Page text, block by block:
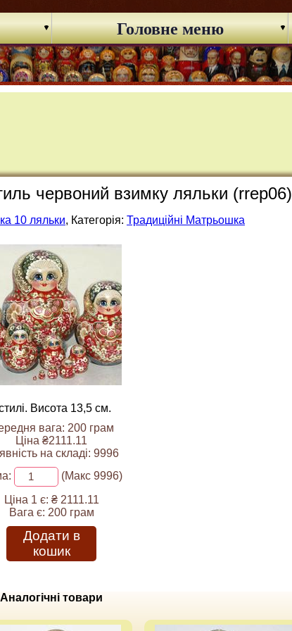
Головне меню
червоний взимку ляльки (rrep06)
10 ляльки, Категорія: Традиційні Матрьошка
Висота 13,5 см.
вага: 200 грам
Ціна ₴2111.11
на складі: 9996
(Макс 9996)
Ціна 1 є: ₴ 2111.11
Вага є: 200 грам
Додати в
кошик
Аналогічні товари